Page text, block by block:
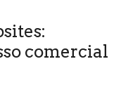
comercial